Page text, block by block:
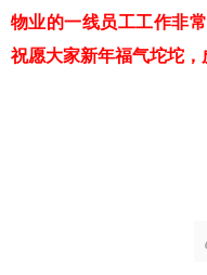
物业的一线员工工作非
祝愿大家新年福气坨坨，